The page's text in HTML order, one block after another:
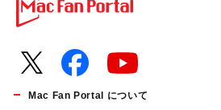
Mac Fan Portal について